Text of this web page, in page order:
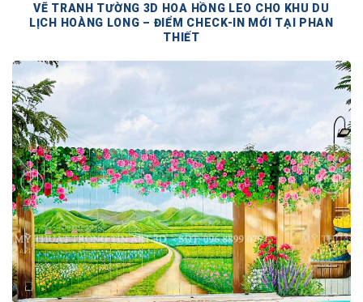
VẼ TRANH TƯỜNG 3D HOA HỒNG LEO CHO KHU DU
LỊCH HOÀNG LONG – ĐIỂM CHECK-IN MỚI TẠI PHAN
THIẾT